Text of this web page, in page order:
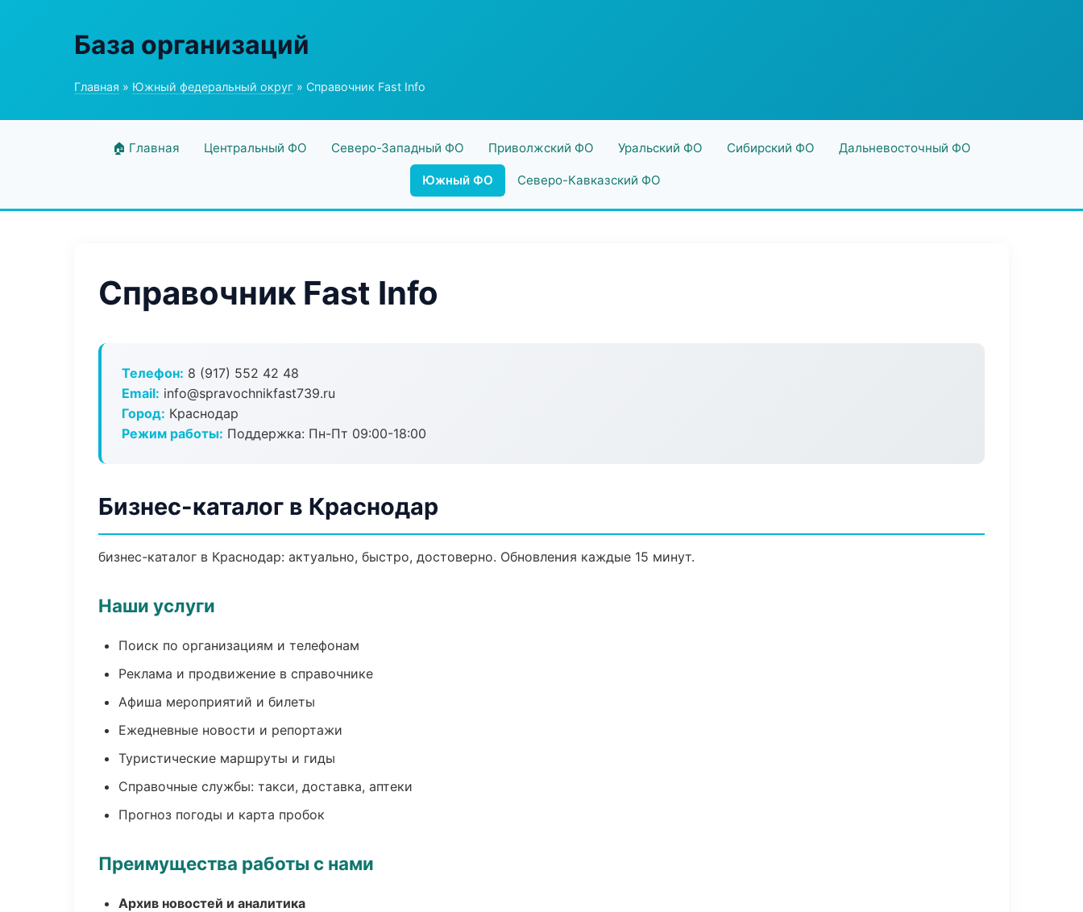
База организаций
Главная » Южный федеральный округ » Справочник Fast Info
🏠 Главная Центральный ФО Северо-Западный ФО Приволжский ФО Уральский ФО Сибирский ФО Дальневосточный ФО
Южный ФО Северо-Кавказский ФО
Справочник Fast Info
Телефон: 8 (917) 552 42 48
Email: info@spravochnikfast739.ru
Город: Краснодар
Режим работы: Поддержка: Пн-Пт 09:00-18:00
Бизнес-каталог в Краснодар
бизнес-каталог в Краснодар: актуально, быстро, достоверно. Обновления каждые 15 минут.
Наши услуги
Поиск по организациям и телефонам
Реклама и продвижение в справочнике
Афиша мероприятий и билеты
Ежедневные новости и репортажи
Туристические маршруты и гиды
Справочные службы: такси, доставка, аптеки
Прогноз погоды и карта пробок
Преимущества работы с нами
Архив новостей и аналитика